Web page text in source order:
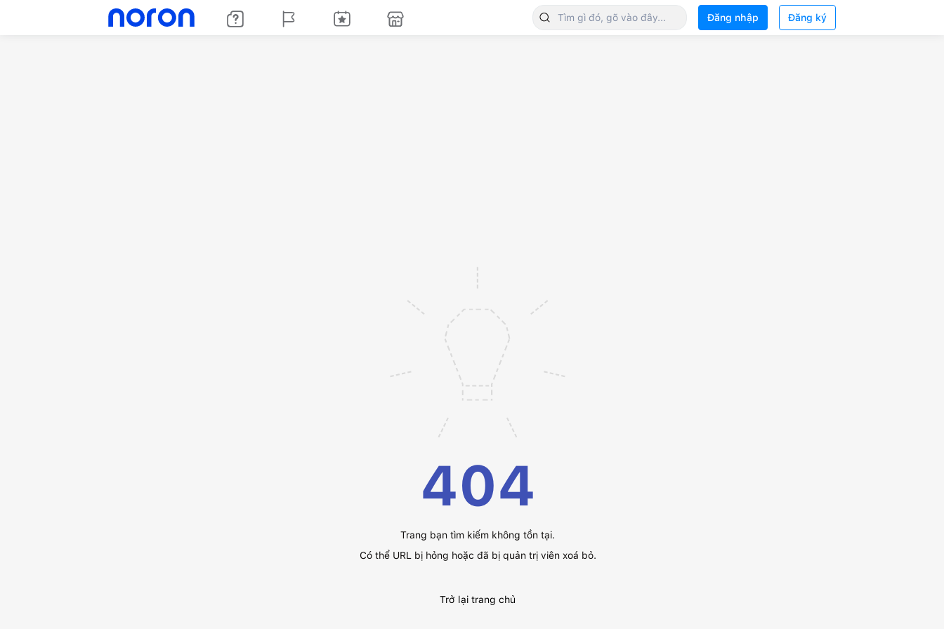
Đăng nhập Đăng ký
404
Trang bạn tìm kiếm không tồn tại.
Có thể URL bị hỏng hoặc đã bị quản trị viên xoá bỏ.
Trở lại trang chủ